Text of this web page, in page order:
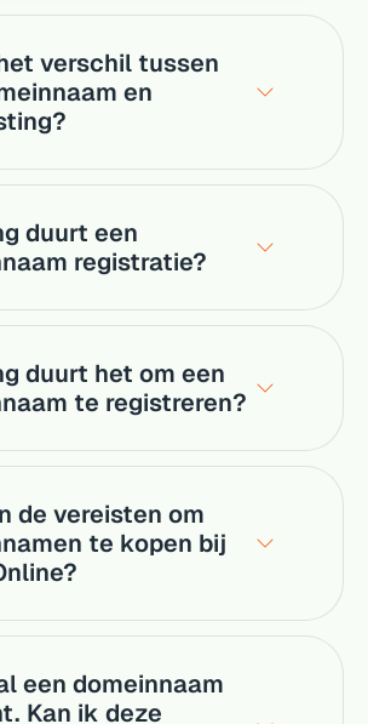
verschil tussen
en
duurt een
registratie?
duurt het om een
te registreren?
de vereisten om
te kopen bij
een domeinnaam
Kan ik deze